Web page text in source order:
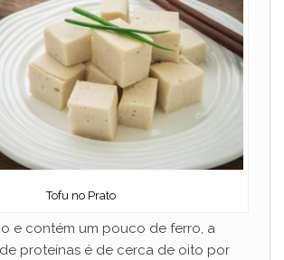
Tofu no Prato
e contém um pouco de ferro, a
proteínas é de cerca de oito por